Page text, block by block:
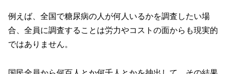
例えば、全国で糖尿病の人が何人いるかを調査したい場
合、全員に調査することは労力やコストの面からも現実的
ではありません。